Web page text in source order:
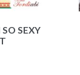
SEXY